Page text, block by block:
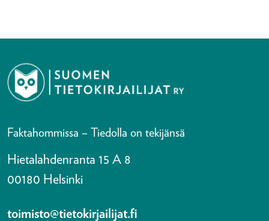
Faktahommissa – Tiedolla on tekijänsä
Hietalahdenranta 15 A 8
00180 Helsinki
toimisto@tietokirjailijat.fi